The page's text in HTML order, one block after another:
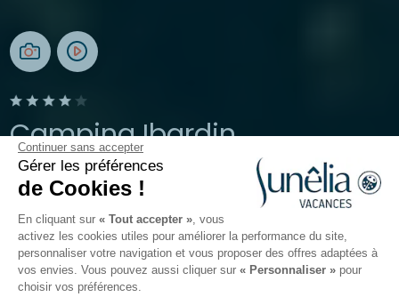
Continuer sans accepter
Gérer les préférences
de Cookies !
En cliquant sur « Tout accepter », vous
activez les cookies utiles pour améliorer la performance du site,
personnaliser votre navigation et vous proposer des offres adaptées à
vos envies. Vous pouvez aussi cliquer sur « Personnaliser » pour
choisir vos préférences.
Camping Ibardin
Urrugne, Pays-Basque
Ouvert du3 avril 2026 27 septembre 2026
Le camping Hébergements Activités Autour de